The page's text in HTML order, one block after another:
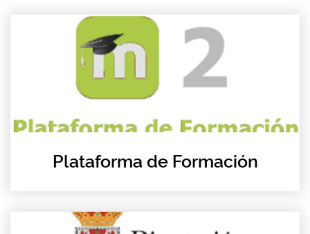
Plataforma de Formación